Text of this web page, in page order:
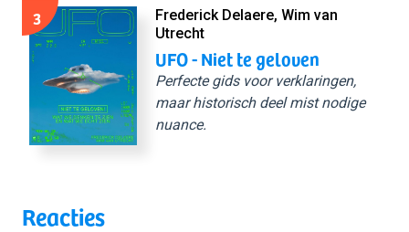
3
Frederick Delaere, Wim van
Utrecht
UFO - Niet te geloven
Perfecte gids voor verklaringen,
maar historisch deel mist nodige
nuance.
Reacties